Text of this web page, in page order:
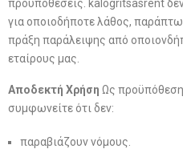
προϋποθέσεις. kalogritsasrent
για οποιοδήποτε λάθος,
πράξη παράλειψης από
εταίρους μας.
Αποδεκτή Χρήση Ως
συμφωνείτε ότι δεν:
παραβιάζουν νόμους.